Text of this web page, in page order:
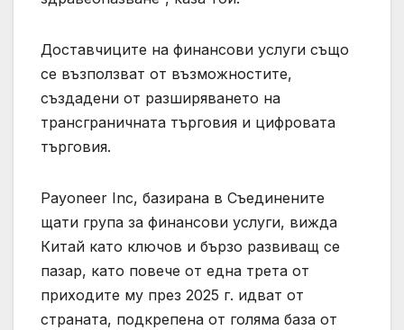
Доставчиците на финансови услуги също
се възползват от възможностите,
създадени от разширяването на
трансграничната търговия и цифровата
търговия.
Payoneer Inc, базирана в Съединените
щати група за финансови услуги, вижда
Китай като ключов и бързо развиващ се
пазар, като повече от една трета от
приходите му през 2025 г. идват от
страната, подкрепена от голяма база от